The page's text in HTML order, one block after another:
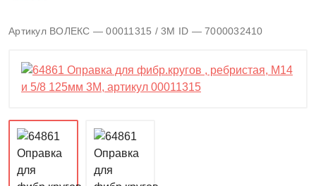
Артикул ВОЛЕКС — 00011315 / 3M ID — 7000032410